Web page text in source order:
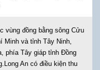
vùng đồng bằng sông Cửu
Minh và tỉnh Tây Ninh,
phía Tây giáp tỉnh Đồng
An có điều kiện thu